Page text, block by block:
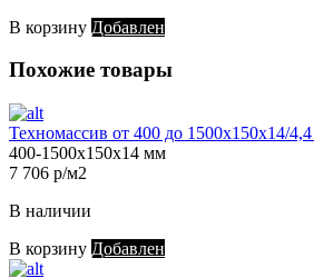
В корзину Добавлен
Похожие товары
Техномассив от 400 до 1500х150х14/
400-1500х150х14 мм
7 706 р/м2
В наличии
В корзину Добавлен